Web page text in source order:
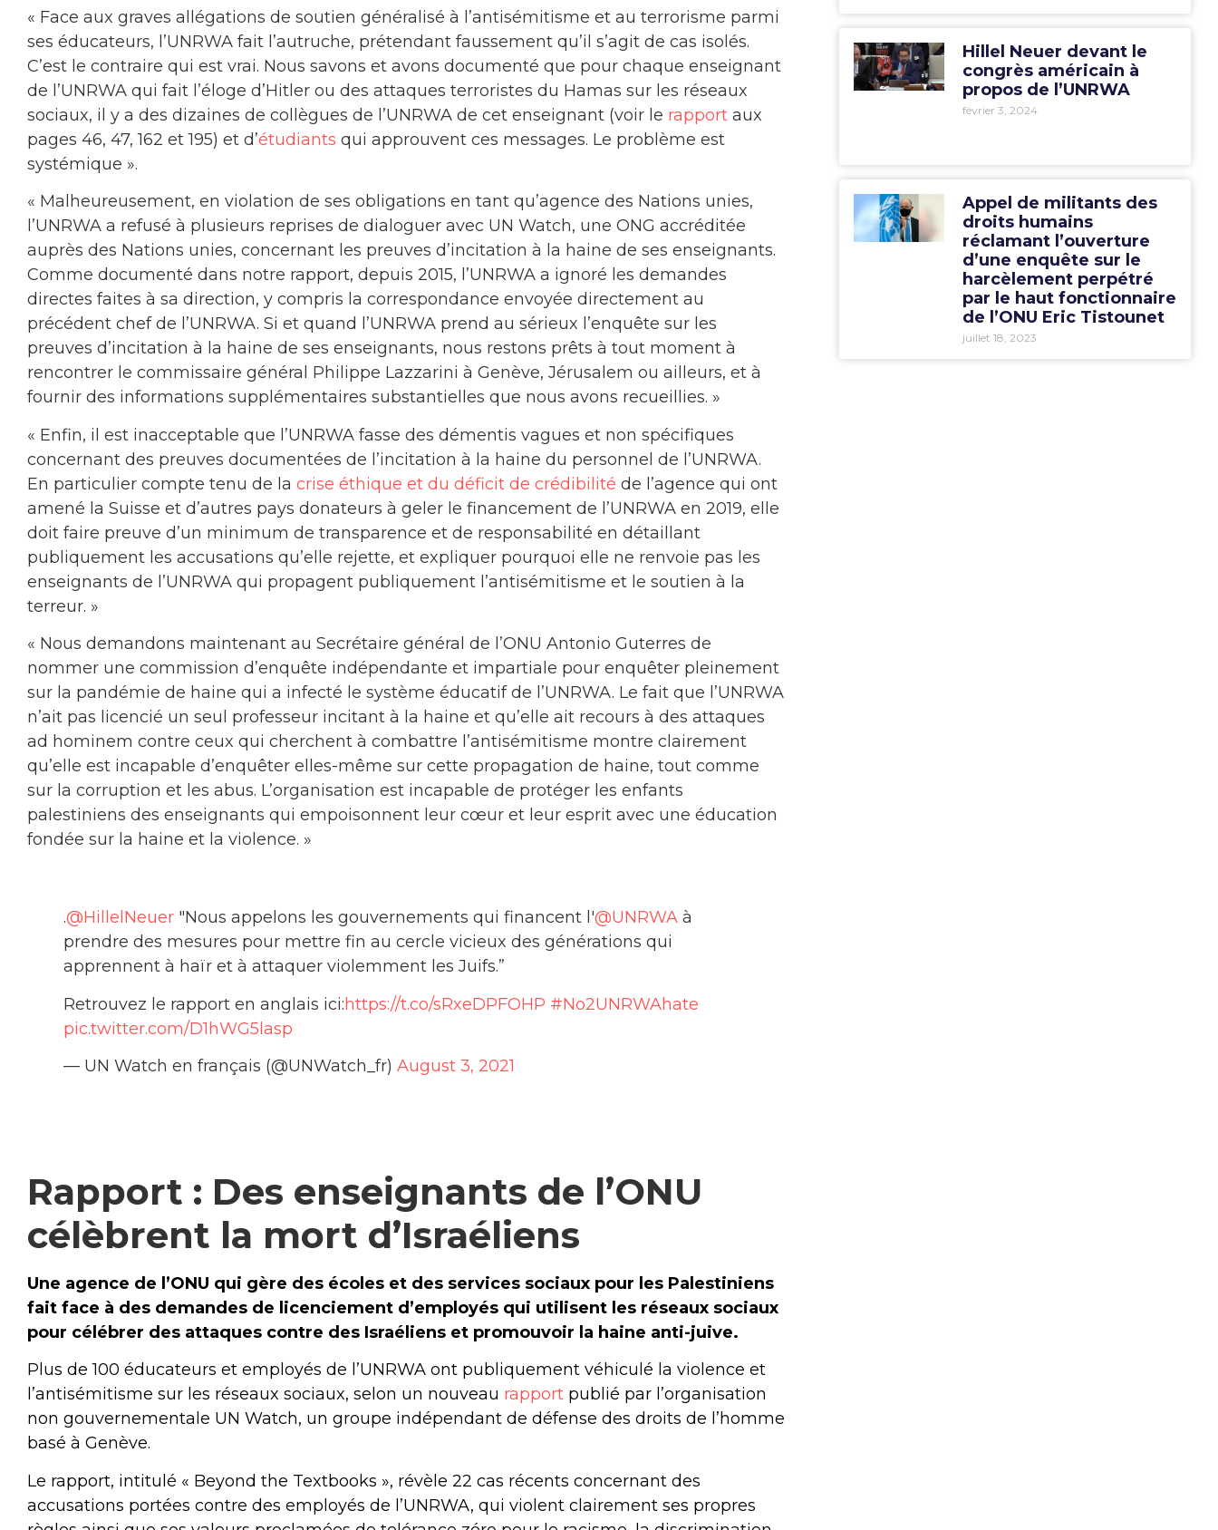
« Face aux graves allégations de soutien généralisé à l’antisémitisme et au terrorisme parmi
ses éducateurs, l’UNRWA fait l’autruche, prétendant faussement qu’il s’agit de cas isolés.
C’est le contraire qui est vrai. Nous savons et avons documenté que pour chaque enseignant
de l’UNRWA qui fait l’éloge d’Hitler ou des attaques terroristes du Hamas sur les réseaux
sociaux, il y a des dizaines de collègues de l’UNRWA de cet enseignant (voir le rapport aux
pages 46, 47, 162 et 195) et d’étudiants qui approuvent ces messages. Le problème est
systémique ».
« Malheureusement, en violation de ses obligations en tant qu’agence des Nations unies,
l’UNRWA a refusé à plusieurs reprises de dialoguer avec UN Watch, une ONG accréditée
auprès des Nations unies, concernant les preuves d’incitation à la haine de ses enseignants.
Comme documenté dans notre rapport, depuis 2015, l’UNRWA a ignoré les demandes
directes faites à sa direction, y compris la correspondance envoyée directement au
précédent chef de l’UNRWA. Si et quand l’UNRWA prend au sérieux l’enquête sur les
preuves d’incitation à la haine de ses enseignants, nous restons prêts à tout moment à
rencontrer le commissaire général Philippe Lazzarini à Genève, Jérusalem ou ailleurs, et à
fournir des informations supplémentaires substantielles que nous avons recueillies. »
« Enfin, il est inacceptable que l’UNRWA fasse des démentis vagues et non spécifiques
concernant des preuves documentées de l’incitation à la haine du personnel de l’UNRWA.
En particulier compte tenu de la crise éthique et du déficit de crédibilité de l’agence qui ont
amené la Suisse et d’autres pays donateurs à geler le financement de l’UNRWA en 2019, elle
doit faire preuve d’un minimum de transparence et de responsabilité en détaillant
publiquement les accusations qu’elle rejette, et expliquer pourquoi elle ne renvoie pas les
enseignants de l’UNRWA qui propagent publiquement l’antisémitisme et le soutien à la
terreur. »
« Nous demandons maintenant au Secrétaire général de l’ONU Antonio Guterres de
nommer une commission d’enquête indépendante et impartiale pour enquêter pleinement
sur la pandémie de haine qui a infecté le système éducatif de l’UNRWA. Le fait que l’UNRWA
n’ait pas licencié un seul professeur incitant à la haine et qu’elle ait recours à des attaques
ad hominem contre ceux qui cherchent à combattre l’antisémitisme montre clairement
qu’elle est incapable d’enquêter elles-même sur cette propagation de haine, tout comme
sur la corruption et les abus. L’organisation est incapable de protéger les enfants
palestiniens des enseignants qui empoisonnent leur cœur et leur esprit avec une éducation
fondée sur la haine et la violence. »
.@HillelNeuer "Nous appelons les gouvernements qui financent l'@UNRWA à
prendre des mesures pour mettre fin au cercle vicieux des générations qui
apprennent à haïr et à attaquer violemment les Juifs.”
Retrouvez le rapport en anglais ici:https://t.co/sRxeDPFOHP #No2UNRWAhate
pic.twitter.com/D1hWG5lasp
— UN Watch en français (@UNWatch_fr) August 3, 2021
Rapport : Des enseignants de l’ONU
célèbrent la mort d’Israéliens
Une agence de l’ONU qui gère des écoles et des services sociaux pour les Palestiniens
fait face à des demandes de licenciement d’employés qui utilisent les réseaux sociaux
pour célébrer des attaques contre des Israéliens et promouvoir la haine anti-juive.
Plus de 100 éducateurs et employés de l’UNRWA ont publiquement véhiculé la violence et
l’antisémitisme sur les réseaux sociaux, selon un nouveau rapport publié par l’organisation
non gouvernementale UN Watch, un groupe indépendant de défense des droits de l’homme
basé à Genève.
Le rapport, intitulé « Beyond the Textbooks », révèle 22 cas récents concernant des
accusations portées contre des employés de l’UNRWA, qui violent clairement ses propres
Hillel Neuer devant le
congrès américain à
propos de l’UNRWA
février 3, 2024
Appel de militants des
droits humains
réclamant l’ouverture
d’une enquête sur le
harcèlement perpétré
par le haut fonctionnaire
de l’ONU Eric Tistounet
juillet 18, 2023